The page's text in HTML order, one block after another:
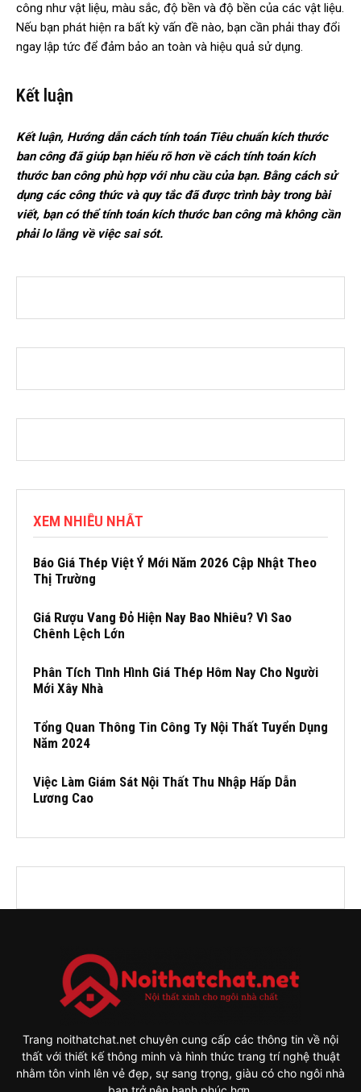
công như vật liệu, màu sắc, độ bền và độ bền của các vật liệu.
Nếu bạn phát hiện ra bất kỳ vấn đề nào, bạn cần phải thay đổi
ngay lập tức để đảm bảo an toàn và hiệu quả sử dụng.
Kết luận
Kết luận, Hướng dẫn cách tính toán Tiêu chuẩn kích thước
ban công đã giúp bạn hiểu rõ hơn về cách tính toán kích
thước ban công phù hợp với nhu cầu của bạn. Bằng cách sử
dụng các công thức và quy tắc đã được trình bày trong bài
viết, bạn có thể tính toán kích thước ban công mà không cần
phải lo lắng về việc sai sót.
XEM NHIỀU NHẤT
Báo Giá Thép Việt Ý Mới Năm 2026 Cập Nhật Theo
Thị Trường
Giá Rượu Vang Đỏ Hiện Nay Bao Nhiêu? Vì Sao
Chênh Lệch Lớn
Phân Tích Tình Hình Giá Thép Hôm Nay Cho Người
Mới Xây Nhà
Tổng Quan Thông Tin Công Ty Nội Thất Tuyển Dụng
Năm 2024
Việc Làm Giám Sát Nội Thất Thu Nhập Hấp Dẫn
Lương Cao
Trang noithatchat.net chuyên cung cấp các thông tin về nội
thất với thiết kế thông minh và hình thức trang trí nghệ thuật
nhằm tôn vinh lên vẻ đẹp, sự sang trọng, giàu có cho ngôi nhà